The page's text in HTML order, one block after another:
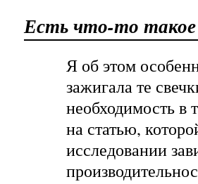
Есть что-то такое
Я об этом
зажигала те
необходимость в
на статью,
исследовании